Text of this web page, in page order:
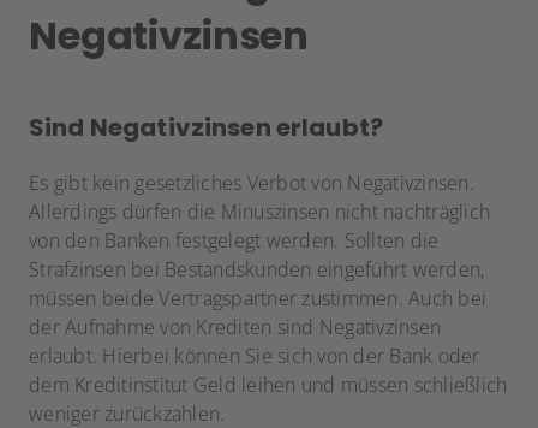
Negativzinsen
Sind Negativzinsen erlaubt?
Es gibt kein gesetzliches Verbot von Negativzinsen.
Allerdings dürfen die Minuszinsen nicht nachträglich
von den Banken festgelegt werden. Sollten die
Strafzinsen bei Bestandskunden eingeführt werden,
müssen beide Vertragspartner zustimmen. Auch bei
der Aufnahme von Krediten sind Negativzinsen
erlaubt. Hierbei können Sie sich von der Bank oder
dem Kreditinstitut Geld leihen und müssen schließlich
weniger zurückzahlen.